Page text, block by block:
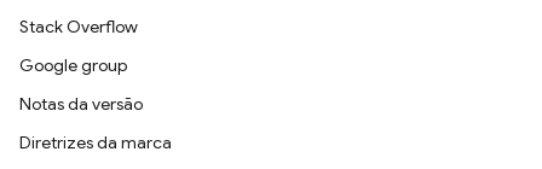
Stack Overflow
Google group
Notas da versão
Diretrizes da marca